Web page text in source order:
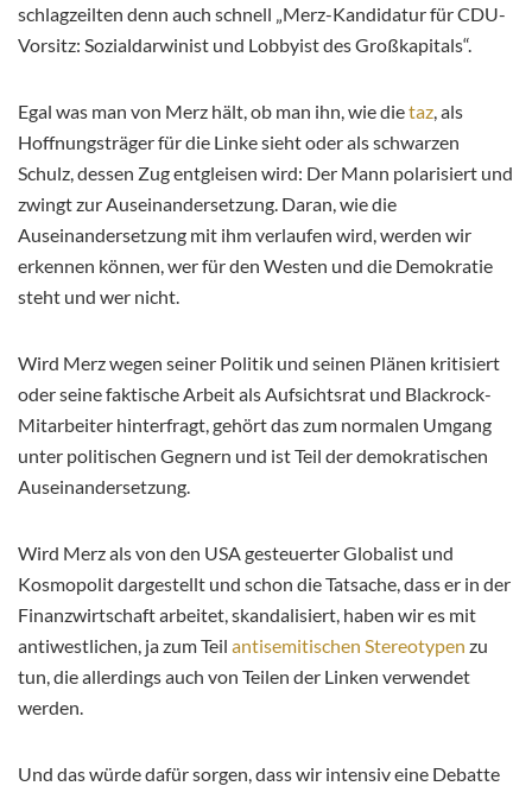
schlagzeilten denn auch schnell „Merz-Kandidatur für CDU-
Vorsitz: Sozialdarwinist und Lobbyist des Großkapitals“.
Egal was man von Merz hält, ob man ihn, wie dietaz, als
Hoffnungsträger für die Linke sieht oder als schwarzen
Schulz, dessen Zug entgleisen wird: Der Mann polarisiert und
zwingt zur Auseinandersetzung. Daran, wie die
Auseinandersetzung mit ihm verlaufen wird, werden wir
erkennen können, wer für den Westen und die Demokratie
steht und wer nicht.
Wird Merz wegen seiner Politik und seinen Plänen kritisiert
oder seine faktische Arbeit als Aufsichtsrat und Blackrock-
Mitarbeiter hinterfragt, gehört das zum normalen Umgang
unter politischen Gegnern und ist Teil der demokratischen
Auseinandersetzung.
Wird Merz als von den USA gesteuerter Globalist und
Kosmopolit dargestellt und schon die Tatsache, dass er in der
Finanzwirtschaft arbeitet, skandalisiert, haben wir es mit
antiwestlichen, ja zum Teil antisemitischen Stereotypen zu
tun, die allerdings auch von Teilen der Linken verwendet
werden.
Und das würde dafür sorgen, dass wir intensiv eine Debatte